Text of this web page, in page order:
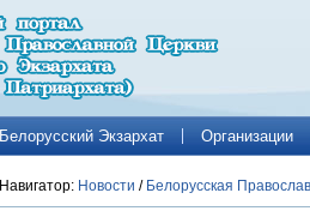
Белорусский Экзархат Организации
Навигатор: Новости / Белорусская